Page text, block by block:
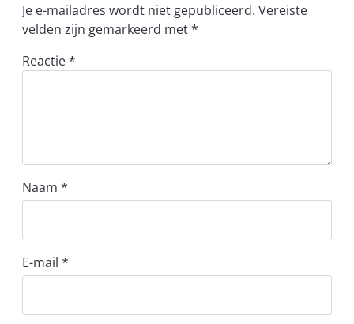
Je e-mailadres wordt niet gepubliceerd. Vereiste
velden zijn gemarkeerd met*
Reactie*
Naam *
E-mail *